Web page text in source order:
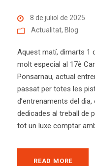
8 de juliol de 2025
Actualitat, Blog
Aquest matí, dimarts 1
molt especial al 17è
Ponsarnau, actual
passat per totes les
d’entrenaments del
dedicades al treball de
tot un luxe comptar
READ MORE